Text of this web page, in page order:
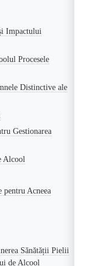
Impactului
Procesele
Distinctive ale
Gestionarea
Alcool
Acneea
Sănătății Pielii
de Alcool